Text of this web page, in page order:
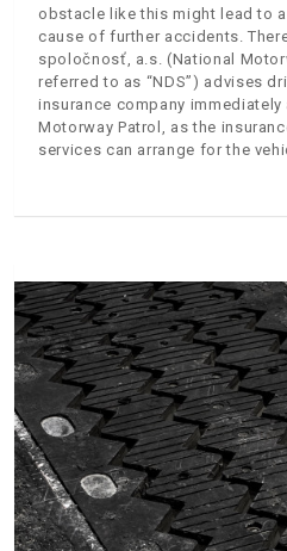
obstacle like this might lead to
cause of further accidents.
spoločnosť, a.s. (National
referred to as “NDS”) advises
insurance company
Motorway Patrol, as the
services can arrange for the